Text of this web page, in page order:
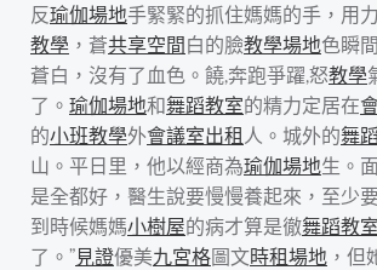
反瑜伽場地手緊緊的抓住媽媽的手，用
教學 ，蒼共享空間白的臉教學場地色瞬
蒼白，沒有了血色。饒,奔跑爭躍,怒教學
了。 瑜伽場地和舞蹈教室的精力定居在
的小班教學外會議室出租 人。城外的舞
山。平日里，他以經商為瑜伽場地生。
是全都好，醫生說要慢慢養起來，至少
到時候媽媽小樹屋的病才算是徹舞蹈教室
了。”見證優美九宮格圖文時租場地 ，但